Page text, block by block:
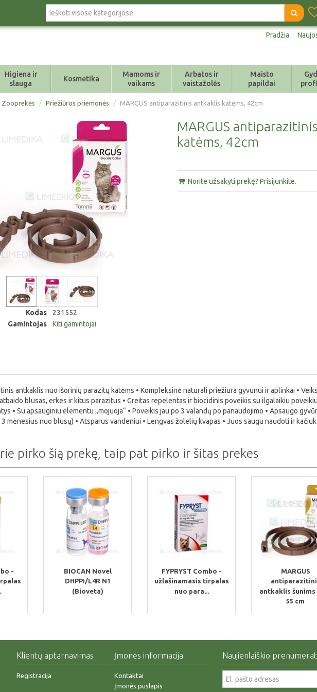
Pradžia
Higiena ir
slauga
Kosmetika
Mamoms ir
vaikams
Arbatos ir
vaistažolės
Maisto
papildai
Zooprekės / Priežiūros priemonės / MARGUS antiparazitinis antkaklis katėms, 42cm
Kodas
231552
Gamintojas
Kiti gamintojai
MARGUS
katėms, 42cm
Norite užsakyti prekę? Prisijunkite.
antkaklis nuo išorinių parazitų katėms • Kompleksinė natūrali priežiūra gyvūnui ir aplinkai •
blusas, erkes ir kitus parazitus • Greitas repelentas ir biocidinis poveikis su ilgalaikiu
• Su apsauginiu elementu „mojuoja“ • Poveikis jau po 3 valandų po panaudojimo • Apsaugo
mėnesius nuo blusų) • Atsparus vandeniui • Lengvas žolelių kvapas • Juos saugu naudoti ir
pirko šią prekę, taip pat pirko ir šitas prekes
-
BIOCAN Novel
DHPPI/L4R N1
(Bioveta)
FYPRYST Combo -
užlašinamasis tirpalas
nuo para...
MARGUS
antkaklis šunims
55 cm
Klientų aptarnavimas
Registracija
Įmonės informacija
Kontaktai
Įmonės puslapis
Naujienlaiškio